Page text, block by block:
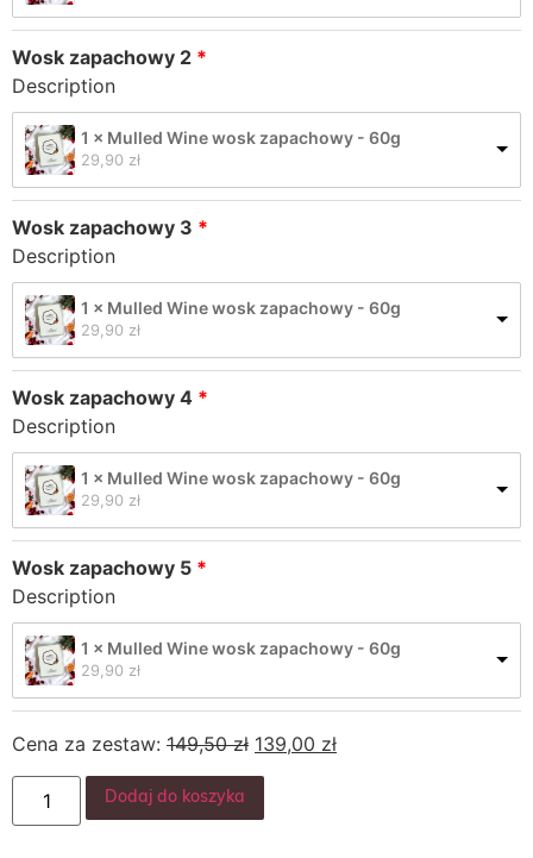
Wosk zapachowy 2
Description
1 × Mulled Wine wosk zapachowy - 60g
29,90 zł
Wosk zapachowy 3
Description
1 × Mulled Wine wosk zapachowy - 60g
29,90 zł
Wosk zapachowy 4
Description
1 × Mulled Wine wosk zapachowy - 60g
29,90 zł
Wosk zapachowy 5
Description
1 × Mulled Wine wosk zapachowy - 60g
29,90 zł
Cena za zestaw: 149,50zł 139,00 zł
Dodaj do koszyka